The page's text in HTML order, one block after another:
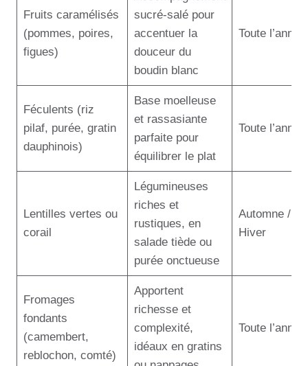
Fruits caramélisés
(pommes, poires,
figues)
sucré-salé pour
accentuer la
douceur du
boudin blanc
Toute l’année
Féculents (riz
pilaf, purée, gratin
dauphinois)
Base moelleuse
et rassasiante
parfaite pour
équilibrer le plat
Toute l’année
Lentilles vertes ou
corail
Légumineuses
riches et
rustiques, en
salade tiède ou
purée onctueuse
Automne /
Hiver
Fromages
fondants
(camembert,
reblochon, comté)
Apportent
richesse et
complexité,
idéaux en gratins
Toute l’année